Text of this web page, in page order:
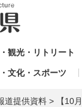
観光・リトリート
文化・スポーツ
道提供資料 > 【10